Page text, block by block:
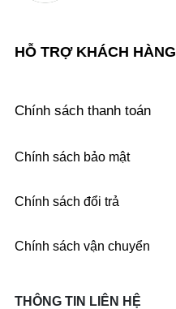
HỖ TRỢ KHÁCH HÀNG
Chính sách thanh toán
Chính sách bảo mật
Chính sách đổi trả
Chính sách vận chuyển
THÔNG TIN LIÊN HỆ